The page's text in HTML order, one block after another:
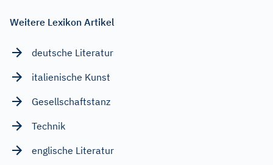
Weitere Lexikon Artikel
deutsche Literatur
italienische Kunst
Gesellschaftstanz
Technik
englische Literatur